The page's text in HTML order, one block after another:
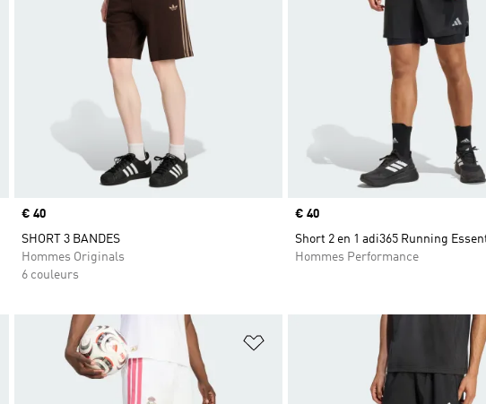
Prix
€ 40
SHORT 3 BANDES
Hommes Originals
6 couleurs
Prix
€ 40
Short 2 en 1 adi365 Running
Hommes Performance
Ajouter à la Liste de produits favoris Ajouter à la Liste de produits